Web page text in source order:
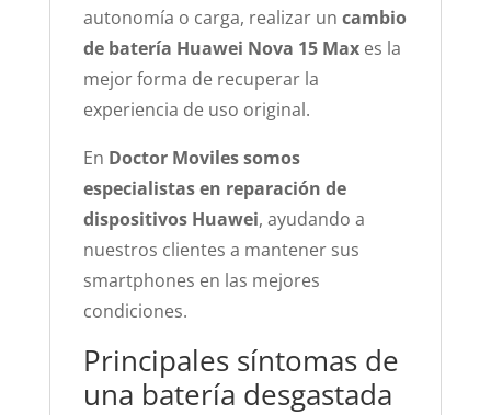
autonomía o carga, realizar un cambio
de batería Huawei Nova 15 Maxes la
mejor forma de recuperar la
experiencia de uso original.
En Doctor Moviles somos
especialistas en reparación de
dispositivos Huawei, ayudando a
nuestros clientes a mantener sus
smartphones en las mejores
condiciones.
Principales síntomas de
una batería desgastada